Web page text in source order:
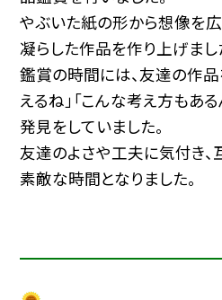
やぶいた紙の形から想像を
凝らした作品を作り上げまし
鑑賞の時間には、友達の作
えるね」「こんな考え方もある
発見をしていました。
友達のよさや工夫に気付き
素敵な時間となりました。